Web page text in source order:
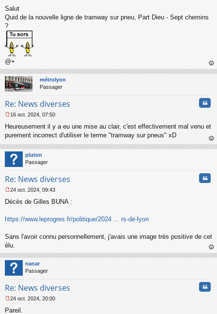
e
s
a
g
e
n
o
l
u
Salut
Quid de la nouvelle ligne de tramway sur pneu, Part Dieu - Sept chemins
?
@+
au
métrolyon
Passager
Re: News diverses
e
s
a
g
e
o
l
u
16 oct. 2024, 07:50
Heureusement il y a eu une mise au clair, c'est effectivement mal venu et
purement incorrect d'utiliser le terme "tramway sur pneus" xD
au
pluton
Passager
Re: News diverses
e
s
a
e
n
o
n
l
u
24 oct. 2024, 09:43
Décès de Gilles BUNA :
https://www.leprogres.fr/politique/2024 ... rs-de-lyon
Sans l'avoir connu personnellement, j'avais une image très positive de cet
élu.
au
nanar
Passager
Re: News diverses
e
24 oct. 2024, 20:00
Pareil.